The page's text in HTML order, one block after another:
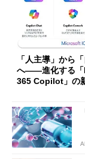
「人主導」から
へ――進化する
365 Copilot」の